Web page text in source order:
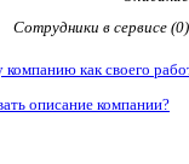
Сотрудники в сервисе (0)
компанию как своего
описание компании?